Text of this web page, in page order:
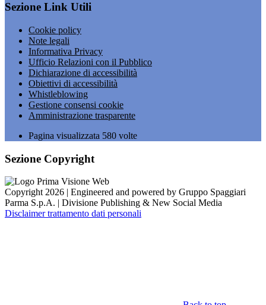
Sezione Link Utili
Cookie policy
Note legali
Informativa Privacy
Ufficio Relazioni con il Pubblico
Dichiarazione di accessibilità
Obiettivi di accessibilità
Whistleblowing
Gestione consensi cookie
Amministrazione trasparente
Pagina visualizzata 580 volte
Sezione Copyright
Copyright 2026 | Engineered and powered by Gruppo Spaggiari
Parma S.p.A. | Divisione Publishing & New Social Media
Disclaimer trattamento dati personali